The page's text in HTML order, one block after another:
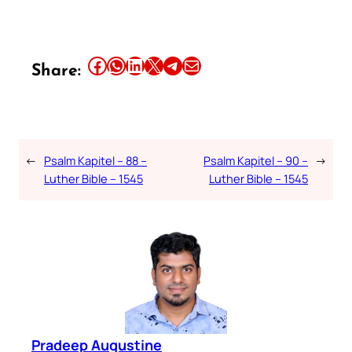
Share: Share this article on Facebook Share this article on WhatsApp Share this article on LinkedIn Share this article on X Share this article on TelegramEmail this Article
← Psalm Kapitel – 88 –
Luther Bible – 1545
Psalm Kapitel – 90 –
Luther Bible – 1545
→
Pradeep Augustine